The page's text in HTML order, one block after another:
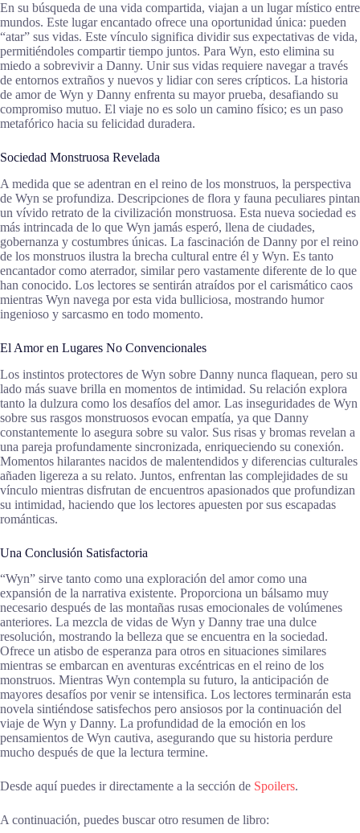
En su búsqueda de una vida compartida, viajan a un lugar místico entre
mundos. Este lugar encantado ofrece una oportunidad única: pueden
“atar” sus vidas. Este vínculo significa dividir sus expectativas de vida,
permitiéndoles compartir tiempo juntos. Para Wyn, esto elimina su
miedo a sobrevivir a Danny. Unir sus vidas requiere navegar a través
de entornos extraños y nuevos y lidiar con seres crípticos. La historia
de amor de Wyn y Danny enfrenta su mayor prueba, desafiando su
compromiso mutuo. El viaje no es solo un camino físico; es un paso
metafórico hacia su felicidad duradera.
Sociedad Monstruosa Revelada
A medida que se adentran en el reino de los monstruos, la perspectiva
de Wyn se profundiza. Descripciones de flora y fauna peculiares pintan
un vívido retrato de la civilización monstruosa. Esta nueva sociedad es
más intrincada de lo que Wyn jamás esperó, llena de ciudades,
gobernanza y costumbres únicas. La fascinación de Danny por el reino
de los monstruos ilustra la brecha cultural entre él y Wyn. Es tanto
encantador como aterrador, similar pero vastamente diferente de lo que
han conocido. Los lectores se sentirán atraídos por el carismático caos
mientras Wyn navega por esta vida bulliciosa, mostrando humor
ingenioso y sarcasmo en todo momento.
El Amor en Lugares No Convencionales
Los instintos protectores de Wyn sobre Danny nunca flaquean, pero su
lado más suave brilla en momentos de intimidad. Su relación explora
tanto la dulzura como los desafíos del amor. Las inseguridades de Wyn
sobre sus rasgos monstruosos evocan empatía, ya que Danny
constantemente lo asegura sobre su valor. Sus risas y bromas revelan a
una pareja profundamente sincronizada, enriqueciendo su conexión.
Momentos hilarantes nacidos de malentendidos y diferencias culturales
añaden ligereza a su relato. Juntos, enfrentan las complejidades de su
vínculo mientras disfrutan de encuentros apasionados que profundizan
su intimidad, haciendo que los lectores apuesten por sus escapadas
románticas.
Una Conclusión Satisfactoria
“Wyn” sirve tanto como una exploración del amor como una
expansión de la narrativa existente. Proporciona un bálsamo muy
necesario después de las montañas rusas emocionales de volúmenes
anteriores. La mezcla de vidas de Wyn y Danny trae una dulce
resolución, mostrando la belleza que se encuentra en la sociedad.
Ofrece un atisbo de esperanza para otros en situaciones similares
mientras se embarcan en aventuras excéntricas en el reino de los
monstruos. Mientras Wyn contempla su futuro, la anticipación de
mayores desafíos por venir se intensifica. Los lectores terminarán esta
novela sintiéndose satisfechos pero ansiosos por la continuación del
viaje de Wyn y Danny. La profundidad de la emoción en los
pensamientos de Wyn cautiva, asegurando que su historia perdure
mucho después de que la lectura termine.
Desde aquí puedes ir directamente a la sección de Spoilers.
A continuación, puedes buscar otro resumen de libro: